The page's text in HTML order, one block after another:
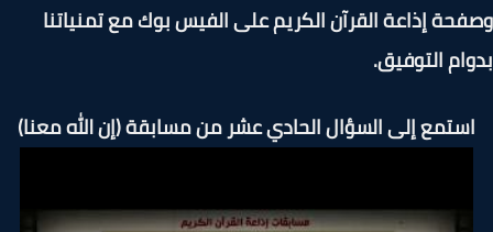
إذاعة القرآن الكريم على الفيس بوك مع تمنياتنا
التوفيق.
إلىالسؤال الحادي عشر من مسابقة (إن الله معنا)